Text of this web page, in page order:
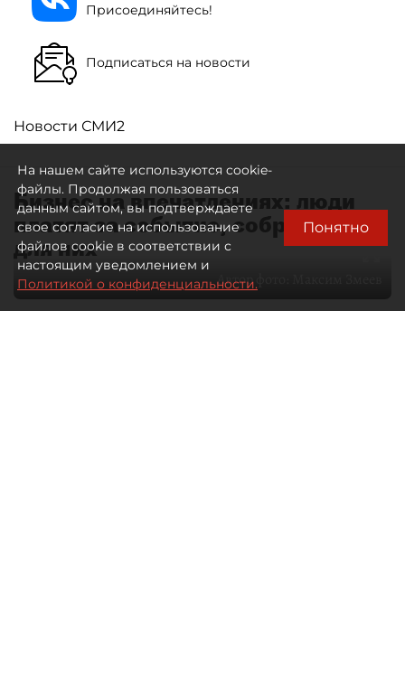
Присоединяйтесь!
Подписаться на новости
Новости СМИ2
Бизнес на впечатлениях: люди
платят за событие, собранное
для них
Автор фото:
На нашем сайте используются cookie-
файлы. Продолжая пользоваться
данным сайтом, вы подтверждаете
свое согласие на использование
файлов cookie в соответствии с
настоящим уведомлением и
Политикой о конфиденциальности.
Понятно